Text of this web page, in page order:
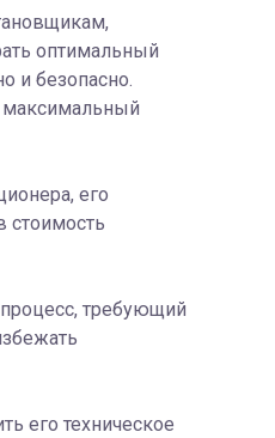
оптимальный
и безопасно.
максимальный
его
стоимость
требующий
его техническое